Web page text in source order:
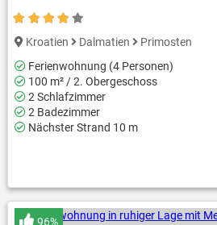
Kroatien Dalmatien
Primosten
Ferienwohnung (4 Personen)
100 m² / 2. Obergeschoss
2 Schlafzimmer
2 Badezimmer
Nächster Strand 10 m
96%